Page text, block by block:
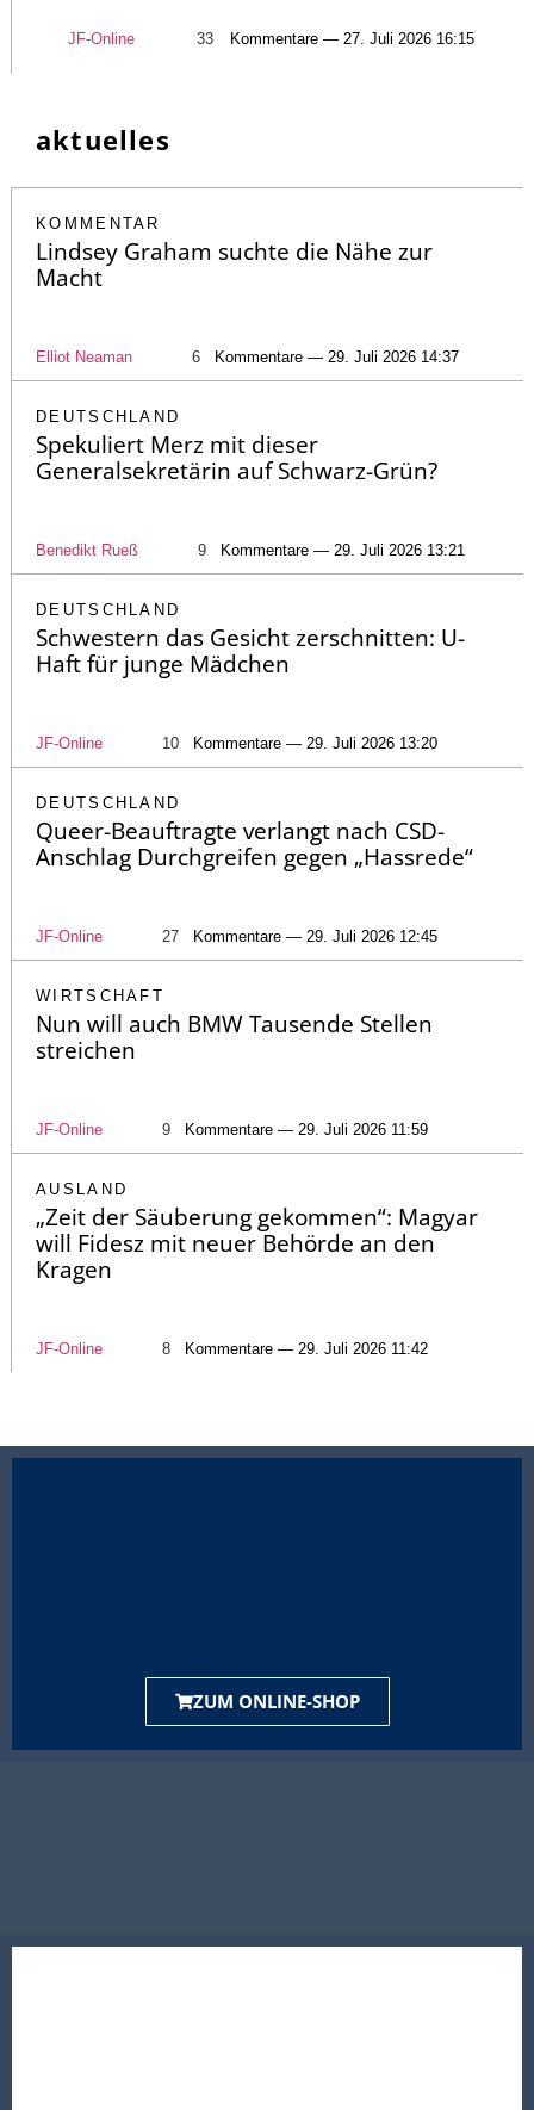
JF-Online 33 Kommentare — 27. Juli 2026 16:15
aktuelles
KOMMENTAR
Lindsey Graham suchte die Nähe zur
Macht
Elliot Neaman 6 Kommentare — 29. Juli 2026 14:37
DEUTSCHLAND
Spekuliert Merz mit dieser
Generalsekretärin auf Schwarz-Grün?
Benedikt Rueß 9 Kommentare — 29. Juli 2026 13:21
DEUTSCHLAND
Schwestern das Gesicht zerschnitten: U-
Haft für junge Mädchen
JF-Online 10 Kommentare — 29. Juli 2026 13:20
DEUTSCHLAND
Queer-Beauftragte verlangt nach CSD-
Anschlag Durchgreifen gegen „Hassrede“
JF-Online 27 Kommentare — 29. Juli 2026 12:45
WIRTSCHAFT
Nun will auch BMW Tausende Stellen
streichen
JF-Online 9 Kommentare — 29. Juli 2026 11:59
AUSLAND
„Zeit der Säuberung gekommen“: Magyar
will Fidesz mit neuer Behörde an den
Kragen
JF-Online 8 Kommentare — 29. Juli 2026 11:42
ZUM ONLINE-SHOP